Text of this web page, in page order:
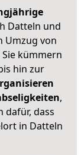
Datteln und
Umzug von
kümmern
hin zur
,
dafür, dass
in Datteln